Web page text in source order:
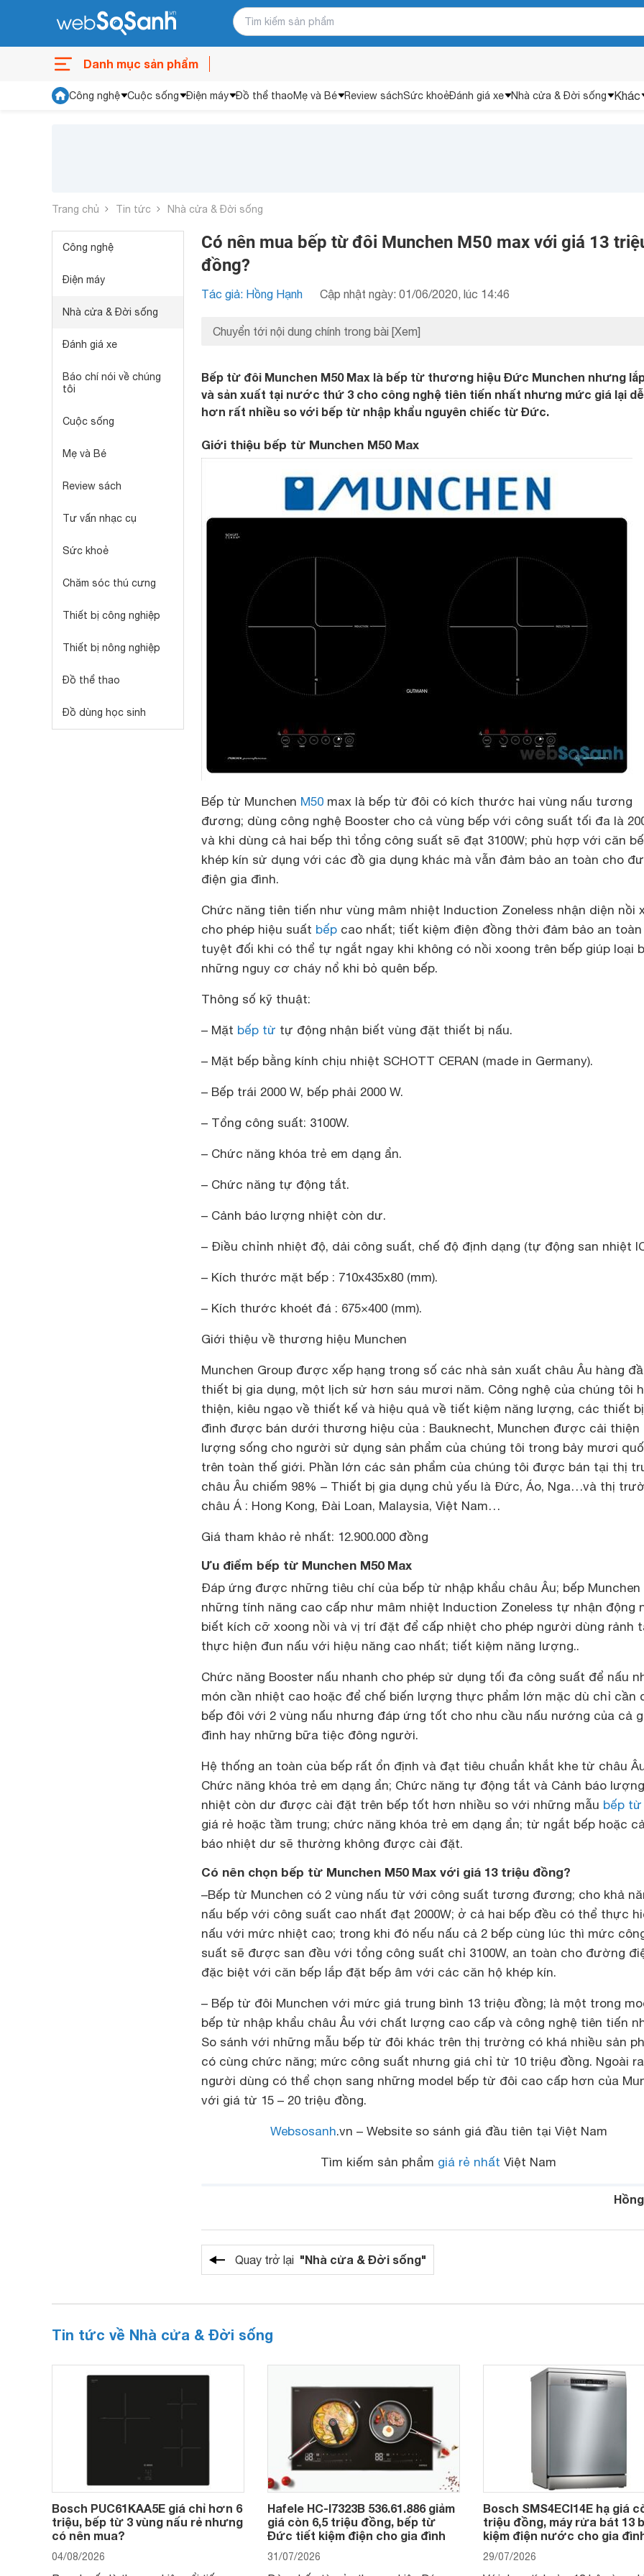
Danh mục sản phẩm
Công nghệ Cuộc sống Điện máy Đồ thể thaoMẹ và Bé Review sáchSức khoẻĐánh giá xe Nhà cửa & Đời sống Khác
Trang chủ Tin tức Nhà cửa & Đời sống
Công nghệ
Điện máy
Nhà cửa & Đời sống
Đánh giá xe
Báo chí nói về chúng
tôi
Cuộc sống
Mẹ và Bé
Review sách
Tư vấn nhạc cụ
Sức khoẻ
Chăm sóc thú cưng
Thiết bị công nghiệp
Thiết bị nông nghiệp
Đồ thể thao
Đồ dùng học sinh
Có nên mua bếp từ đôi Munchen M50 max với giá 13
đồng?
Tác giả: Hồng Hạnh Cập nhật ngày: 01/06/2020, lúc 14:46
Chuyển tới nội dung chính trong bài [Xem]
Bếp từ đôi Munchen M50 Max là bếp từ thương hiệu Đức Munchen nhưng
và sản xuất tại nước thứ 3 cho công nghệ tiên tiến nhất nhưng mức giá lại
hơn rất nhiều so với bếp từ nhập khẩu nguyên chiếc từ Đức.
Giới thiệu bếp từ Munchen M50 Max
Bếp từ Munchen M50 max là bếp từ đôi có kích thước hai vùng nấu tương
đương; dùng công nghệ Booster cho cả vùng bếp với công suất tối đa là
và khi dùng cả hai bếp thì tổng công suất sẽ đạt 3100W; phù hợp với căn
khép kín sử dụng với các đồ gia dụng khác mà vẫn đảm bảo an toàn cho
điện gia đình.
Chức năng tiên tiến như vùng mâm nhiệt Induction Zoneless nhận diện nồi
cho phép hiệu suất bếp cao nhất; tiết kiệm điện đồng thời đảm bảo an toàn
tuyệt đối khi có thể tự ngắt ngay khi không có nồi xoong trên bếp giúp loại
những nguy cơ cháy nổ khi bỏ quên bếp.
Thông số kỹ thuật:
– Mặt bếp từ tự động nhận biết vùng đặt thiết bị nấu.
– Mặt bếp bằng kính chịu nhiệt SCHOTT CERAN (made in Germany).
– Bếp trái 2000 W, bếp phải 2000 W.
– Tổng công suất: 3100W.
– Chức năng khóa trẻ em dạng ẩn.
– Chức năng tự động tắt.
– Cảnh báo lượng nhiệt còn dư.
– Điều chỉnh nhiệt độ, dải công suất, chế độ định dạng (tự động san nhiệt
– Kích thước mặt bếp : 710x435x80 (mm).
– Kích thước khoét đá : 675×400 (mm).
Giới thiệu về thương hiệu Munchen
Munchen Group được xếp hạng trong số các nhà sản xuất châu Âu hàng
thiết bị gia dụng, một lịch sử hơn sáu mươi năm. Công nghệ của chúng tôi
thiện, kiêu ngạo về thiết kế và hiệu quả về tiết kiệm năng lượng, các thiết
đình được bán dưới thương hiệu của : Bauknecht, Munchen được cải thiện
lượng sống cho người sử dụng sản phẩm của chúng tôi trong bảy mươi
trên toàn thế giới. Phần lớn các sản phẩm của chúng tôi được bán tại thị
châu Âu chiếm 98% – Thiết bị gia dụng chủ yếu là Đức, Áo, Nga…và thị
châu Á : Hong Kong, Đài Loan, Malaysia, Việt Nam…
Giá tham khảo rẻ nhất: 12.900.000 đồng
Ưu điểm bếp từ Munchen M50 Max
Đáp ứng được những tiêu chí của bếp từ nhập khẩu châu Âu; bếp Munchen
những tính năng cao cấp như mâm nhiệt Induction Zoneless tự nhận động
biết kích cỡ xoong nồi và vị trí đặt để cấp nhiệt cho phép người dùng rảnh
thực hiện đun nấu với hiệu năng cao nhất; tiết kiệm năng lượng..
Chức năng Booster nấu nhanh cho phép sử dụng tối đa công suất để nấu
món cần nhiệt cao hoặc để chế biến lượng thực phẩm lớn mặc dù chỉ cần
bếp đôi với 2 vùng nấu nhưng đáp ứng tốt cho nhu cầu nấu nướng của cả
đình hay những bữa tiệc đông người.
Hệ thống an toàn của bếp rất ổn định và đạt tiêu chuẩn khắt khe từ châu
Chức năng khóa trẻ em dạng ẩn; Chức năng tự động tắt và Cảnh báo lượng
nhiệt còn dư được cài đặt trên bếp tốt hơn nhiều so với những mẫu bếp
giá rẻ hoặc tầm trung; chức năng khóa trẻ em dạng ẩn; từ ngắt bếp hoặc
báo nhiệt dư sẽ thường không được cài đặt.
Có nên chọn bếp từ Munchen M50 Max với giá 13 triệu đồng?
–Bếp từ Munchen có 2 vùng nấu từ với công suất tương đương; cho khả
nấu bếp với công suất cao nhất đạt 2000W; ở cả hai bếp đều có thể thực
nấu với mức nhiệt cao; trong khi đó nếu nấu cả 2 bếp cùng lúc thì mức
suất sẽ được san đều với tổng công suất chỉ 3100W, an toàn cho đường
đặc biệt với căn bếp lắp đặt bếp âm với các căn hộ khép kín.
– Bếp từ đôi Munchen với mức giá trung bình 13 triệu đồng; là một trong
bếp từ nhập khẩu châu Âu với chất lượng cao cấp và công nghệ tiên tiến
So sánh với những mẫu bếp từ đôi khác trên thị trường có khá nhiều sản
có cùng chức năng; mức công suất nhưng giá chỉ từ 10 triệu đồng. Ngoài ra
người dùng có thể chọn sang những model bếp từ đôi cao cấp hơn của
với giá từ 15 – 20 triệu đồng.
Websosanh.vn – Website so sánh giá đầu tiên tại Việt Nam
Tìm kiếm sản phẩm giá rẻ nhất Việt Nam
Quay trở lại "Nhà cửa & Đời sống"
Tin tức về Nhà cửa & Đời sống
Bosch PUC61KAA5E giá chỉ hơn 6
triệu, bếp từ 3 vùng nấu rẻ nhưng
có nên mua?
04/08/2026
Hafele HC-I7323B 536.61.886 giảm
giá còn 6,5 triệu đồng, bếp từ
Đức tiết kiệm điện cho gia đình
31/07/2026
Bosch SMS4ECI14E hạ giá
triệu đồng, máy rửa bát 13
kiệm điện nước cho gia
29/07/2026